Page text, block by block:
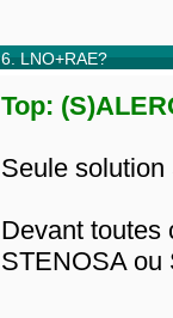
6. LNO+RAE?
Top:
Seule solution
Devant toutes
STENOSA ou